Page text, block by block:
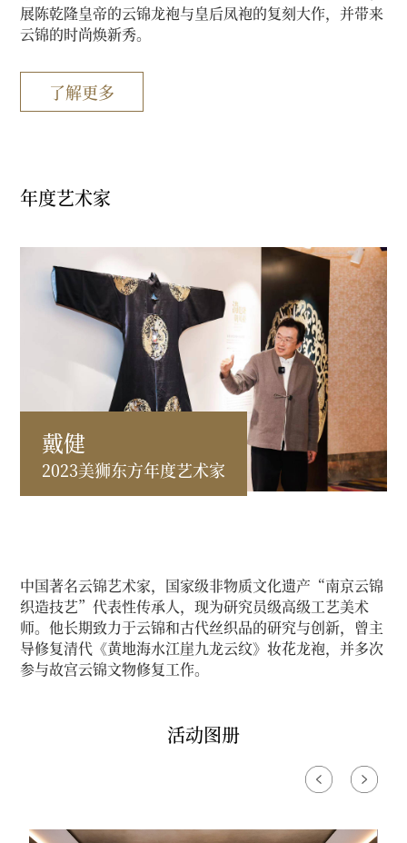
展陈乾隆皇帝的云锦龙袍与皇后凤袍的复刻大作，并带来
云锦的时尚焕新秀。
了解更多
年度艺术家
戴健
2023美狮东方年度艺术家
中国著名云锦艺术家，国家级非物质文化遗产“南京云锦
织造技艺”代表性传承人，现为研究员级高级工艺美术
师。他长期致力于云锦和古代丝织品的研究与创新，曾主
导修复清代《黄地海水江崖九龙云纹》妆花龙袍，并多次
参与故宫云锦文物修复工作。
活动图册